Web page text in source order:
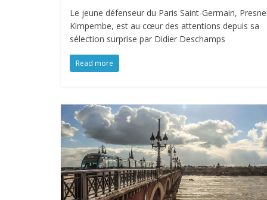
Le jeune défenseur du Paris Saint-Germain,
Kimpembe, est au cœur des attentions depuis sa
sélection surprise par Didier Deschamps
Read more